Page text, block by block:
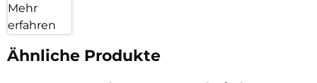
Mehr
erfahren
Ähnliche Produkte